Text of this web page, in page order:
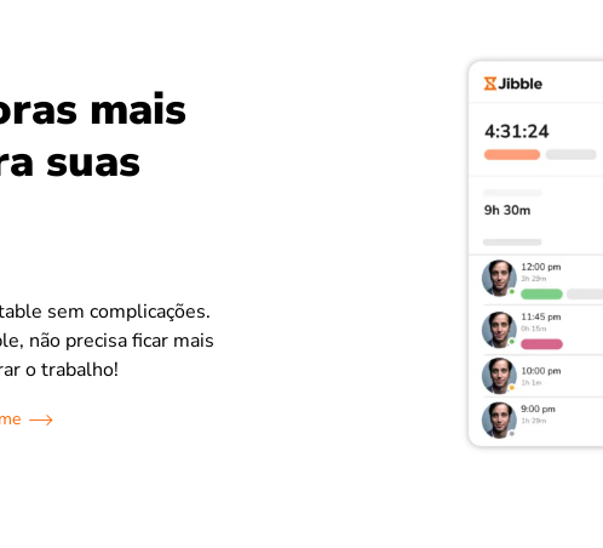
mais
suas
sem complicações.
não precisa ficar mais
o trabalho!